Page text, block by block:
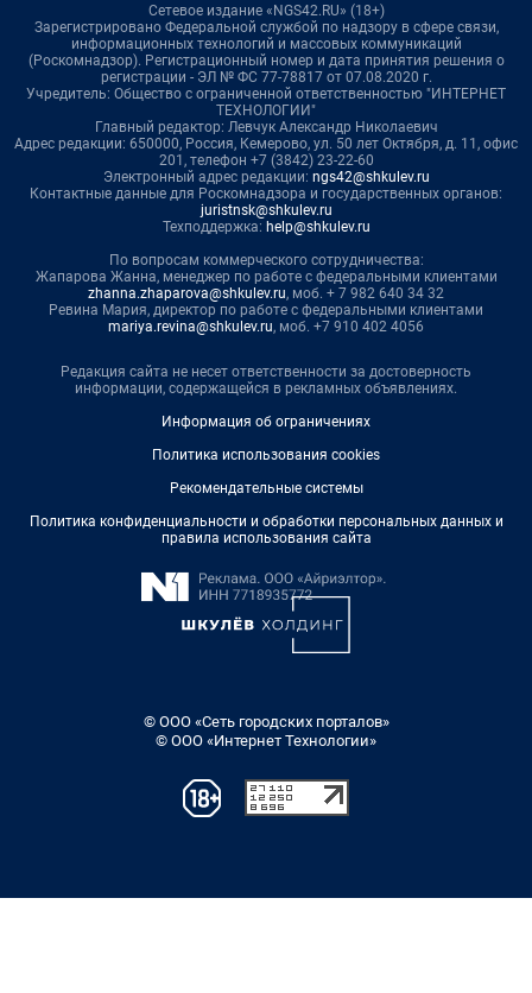
Сетевое издание «NGS42.RU» (18+)
Зарегистрировано Федеральной службой по надзору в сфере связи,
информационных технологий и массовых коммуникаций
(Роскомнадзор). Регистрационный номер и дата принятия решения о
регистрации - ЭЛ № ФС 77-78817 от 07.08.2020 г.
Учредитель: Общество с ограниченной ответственностью "ИНТЕРНЕТ
ТЕХНОЛОГИИ"
Главный редактор: Левчук Александр Николаевич
Адрес редакции: 650000, Россия, Кемерово, ул. 50 лет Октября, д. 11, офис
201, телефон +7 (3842) 23-22-60
Электронный адрес редакции: ngs42@shkulev.ru
Контактные данные для Роскомнадзора и государственных органов:
juristnsk@shkulev.ru
Техподдержка: help@shkulev.ru
По вопросам коммерческого сотрудничества:
Жапарова Жанна, менеджер по работе с федеральными клиентами
zhanna.zhaparova@shkulev.ru, моб. + 7 982 640 34 32
Ревина Мария, директор по работе с федеральными клиентами
mariya.revina@shkulev.ru, моб. +7 910 402 4056
Редакция сайта не несет ответственности за достоверность
информации, содержащейся в рекламных объявлениях.
Информация об ограничениях
Политика использования cookies
Рекомендательные системы
Политика конфиденциальности и обработки персональных данных и
правила использования сайта
© ООО «Сеть городских порталов»
© ООО «Интернет Технологии»